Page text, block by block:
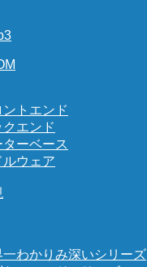
ントエンド
クエンド
ターベース
ルウェア
一わかりみ深いシリーズ